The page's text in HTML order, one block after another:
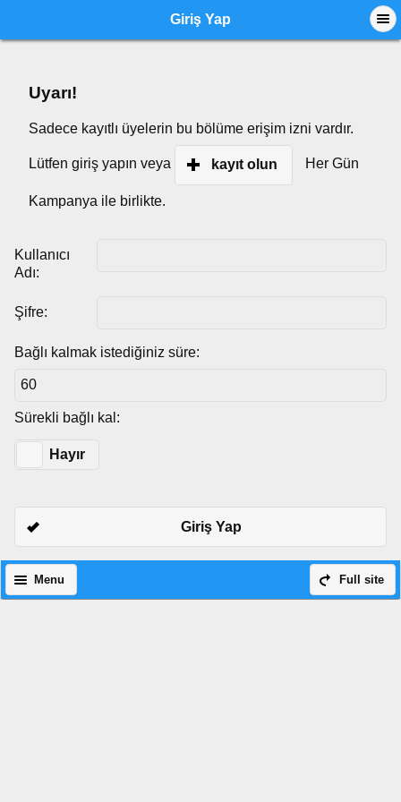
Giriş Yap
Uyarı!
Sadece kayıtlı üyelerin bu bölüme erişim izni vardır.
Lütfen giriş yapın veya kayıt olun Her Gün
Kampanya ile birlikte.
Kullanıcı
Adı:
Şifre:
Bağlı kalmak istediğiniz süre:
Sürekli bağlı kal:
Hayır
Giriş Yap
Full site
Menu